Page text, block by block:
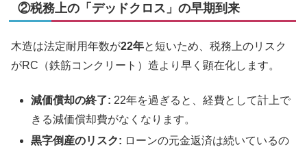
②税務上の「デッドクロス」の早期到来
木造は法定耐用年数が22年と短いため、税務上のリスク
がRC（鉄筋コンクリート）造より早く顕在化します。
減価償却の終了: 22年を過ぎると、経費として計上で
きる減価償却費がなくなります。
黒字倒産のリスク: ローンの元金返済は続いているの